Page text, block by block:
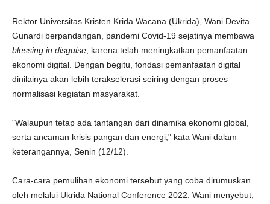
Rektor Universitas Kristen Krida Wacana (Ukrida), Wani Devita
Gunardi berpandangan, pandemi Covid-19 sejatinya membawa
blessing in disguise , karena telah meningkatkan pemanfaatan
ekonomi digital. Dengan begitu, fondasi pemanfaatan digital
dinilainya akan lebih terakselerasi seiring dengan proses
normalisasi kegiatan masyarakat.
"Walaupun tetap ada tantangan dari dinamika ekonomi global,
serta ancaman krisis pangan dan energi," kata Wani dalam
keterangannya, Senin (12/12).
Cara-cara pemulihan ekonomi tersebut yang coba dirumuskan
oleh melalui Ukrida National Conference 2022. Wani menyebut,